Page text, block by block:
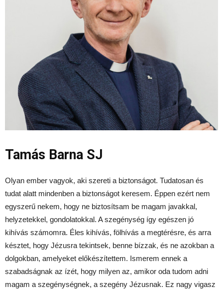
Tamás Barna SJ
Olyan ember vagyok, aki szereti a biztonságot. Tudatosan és
tudat alatt mindenben a biztonságot keresem. Éppen ezért nem
egyszerű nekem, hogy ne biztosítsam be magam javakkal,
helyzetekkel, gondolatokkal. A szegénység így egészen jó
kihívás számomra. Éles kihívás, fölhívás a megtérésre, és arra
késztet, hogy Jézusra tekintsek, benne bízzak, és ne azokban a
dolgokban, amelyeket előkészítettem. Ismerem ennek a
szabadságnak az ízét, hogy milyen az, amikor oda tudom adni
magam a szegénységnek, a szegény Jézusnak. Ez nagy vigasz